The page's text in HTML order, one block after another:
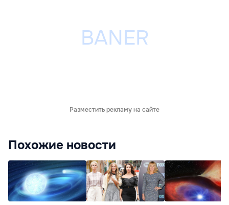
Разместить рекламу на сайте
Похожие новости